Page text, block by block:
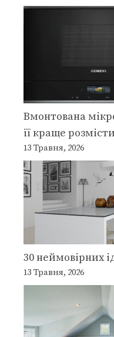
Вмонтована
її краще
13 Травня, 2026
30 неймовірних
13 Травня, 2026